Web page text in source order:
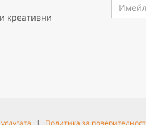
креативни
| Политика за поверителност